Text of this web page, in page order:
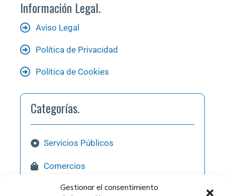
Gestionar el consentimiento
Información Legal.
Aviso Legal
Política de Privacidad
Política de Cookies
Categorías.
Servicios Públicos
Comercios
Hostelería